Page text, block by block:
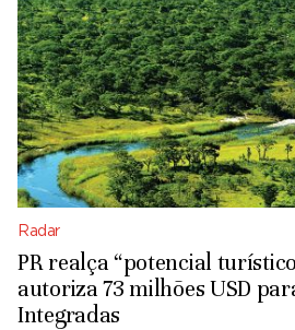
Radar
PR realça “potencial
autoriza 73 milhões USD
Integradas